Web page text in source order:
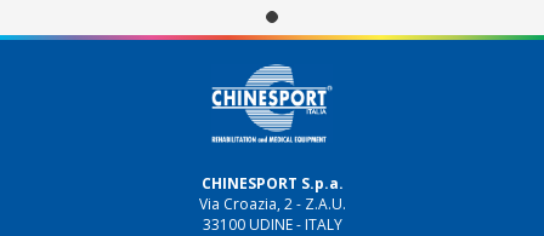
CHINESPORT S.p.a.
Via Croazia, 2 - Z.A.U.
33100 UDINE - ITALY